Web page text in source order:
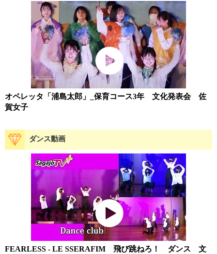
オペレッタ「浦島太郎」_保育コース3年 文化発表会 佐
賀女子
ダンス動画
FEARLESS - LE SSERAFIM 飛び跳ねろ！ ダンス 文